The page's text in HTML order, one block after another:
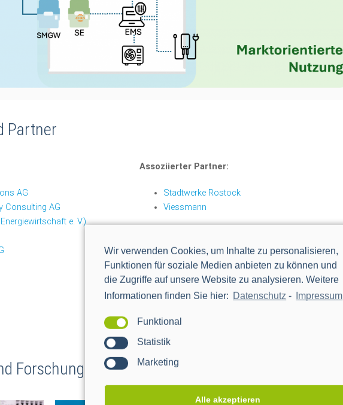
Wir verwenden Cookies, um Inhalte zu personalisieren,
Funktionen für soziale Medien anbieten zu können und
die Zugriffe auf unsere Website zu analysieren. Weitere
Informationen finden Sie hier: Datenschutz - Impressum
Funktional
Statistik
Marketing
Alle akzeptieren
Partner
AG
Consulting AG
e. V.)
Assoziierter Partner:
Stadtwerke Rostock
Viessmann
Forschungsprojekte